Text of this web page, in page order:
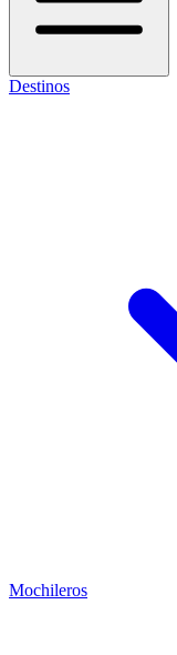
Destinos
Mochileros